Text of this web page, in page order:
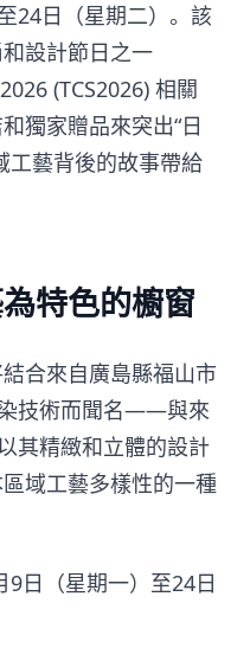
24日（星期二）。該
設計節日之一
(TCS2026) 相關
獨家贈品來突出“日
工藝背後的故事帶給
特色的櫥窗
合來自廣島縣福山市
技術而聞名——與來
其精緻和立體的設計
域工藝多樣性的一種
日（星期一）至24日